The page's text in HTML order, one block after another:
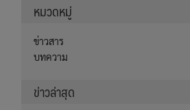
หมวดหมู่
ข่าวสาร
บทความ
ข่าวล่าสุด